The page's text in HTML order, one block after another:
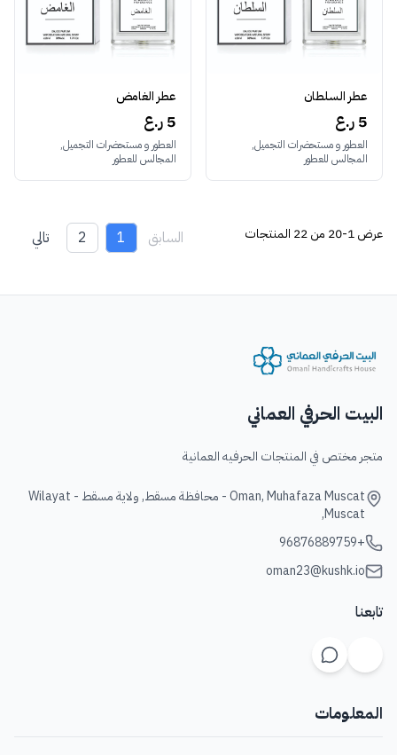
عطر السلطان
5 ر.ع
العطور و مستحضرات التجميل,
المجالس للعطور
عطر الغامض
5 ر.ع
العطور و مستحضرات التجميل,
المجالس للعطور
عرض1-20 من 22 المنتجات السابق 1
2 تالي
البيت الحرفي العماني
متجر مختص في المنتجات الحرفيه العمانية
Oman, Muhafaza Muscat - محافظة مسقط, ولاية مسقط - Wilayat
Muscat,
+96876889759
oman23@kushk.io
تابعنا
المعلومات